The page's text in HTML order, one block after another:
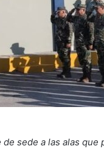
sede a las alas que